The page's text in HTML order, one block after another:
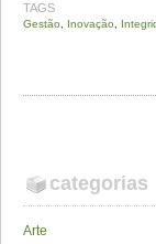
TAGS
Gestão Inovação
categorias
Arte